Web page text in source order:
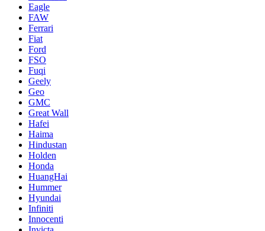
Eagle
FAW
Ferrari
Fiat
Ford
FSO
Fuqi
Geely
Geo
GMC
Great Wall
Hafei
Haima
Hindustan
Holden
Honda
HuangHai
Hummer
Hyundai
Infiniti
Innocenti